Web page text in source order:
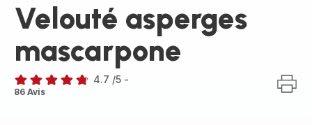
Velouté asperges
mascarpone
ratings.4.7
4.7 /5 -
86 Avis